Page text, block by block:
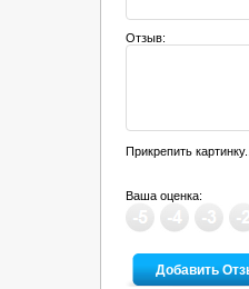
Отзыв:
Прикрепить картинку...
Ваша оценка: